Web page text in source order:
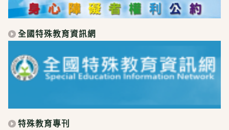
全國特殊教育資訊網
特殊教育專刊